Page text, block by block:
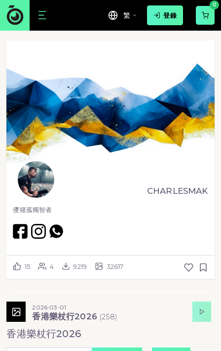
繁 登錄
0
CHARLESMAK
儍猪孤獨智者
15 4 9219 32617
2026-03-01
香港樂杖行2026 (258)
香港樂杖行2026